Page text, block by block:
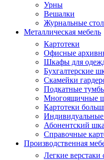
Урны
Вешалки
Журнальные
Металлическая мебель
Картотеки
Офисные
Шкафы для
Бухгалтерские
Скамейки
Подкатные
Многоящичные
Картотеки
Абонентский
Справочные
Производственная
Легкие верстаки